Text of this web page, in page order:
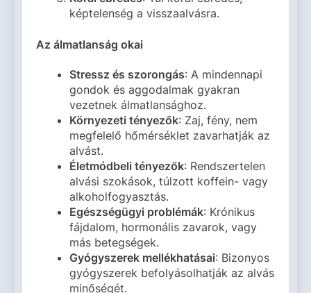
képtelenség a visszaalvásra.
Az álmatlanság okai
Stressz és szorongás: A mindennapi
gondok és aggodalmak gyakran
vezetnek álmatlansághoz.
Környezeti tényezők: Zaj, fény, nem
megfelelő hőmérséklet zavarhatják az
alvást.
Életmódbeli tényezők: Rendszertelen
alvási szokások, túlzott koffein- vagy
alkoholfogyasztás.
Egészségügyi problémák: Krónikus
fájdalom, hormonális zavarok, vagy
más betegségek.
Gyógyszerek mellékhatásai: Bizonyos
gyógyszerek befolyásolhatják az alvás
minőségét.